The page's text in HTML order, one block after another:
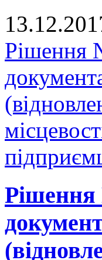
Рішення
Рішення